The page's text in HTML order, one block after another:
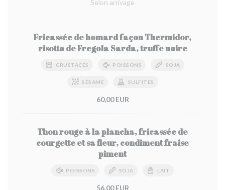
Selon arrivage
Fricassée de homard façon Thermidor,
risotto de Fregola Sarda, truffe noire
CRUSTACÉS POISSONS SOJA
SÉSAME SULFITES
60,00 EUR
Thon rouge à la plancha, fricassée de
courgette et sa fleur, condiment fraise
piment
POISSONS SOJA LAIT
56,00 EUR